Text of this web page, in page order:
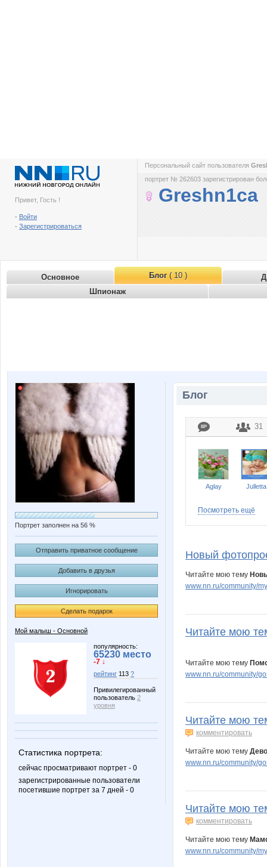
Привет, Гость !
- Войти
- Зарегистрироваться
Персональный сайт пользователя
портрет № 262603 зарегистрирован
Greshn1ca
Основное Блог( 10 )
Шпионаж
Портрет заполнен на 56 %
Отправить приватное сообщение
Добавить в друзья
Игнорировать
Сделать подарок
Мой малыш - Основной
популярность:
65230 место
-7 ↓
рейтинг 113 ?
Привилегированный
пользователь 2
уровня
Статистика портрета:
сейчас просматривают портрет - 0
зарегистрированные пользователи
посетившие портрет за 7 дней - 0
Блог
31
Aglay Julletta
Посмотреть ещё
Новый
Читайте мою тему
www.nn.ru/community/
Читайте мою
Читайте мою тему
www.nn.ru/community/
Читайте мою
комментировать
Читайте мою тему
www.nn.ru/community/
Читайте мою
комментировать
Читайте мою тему
www.nn.ru/community/